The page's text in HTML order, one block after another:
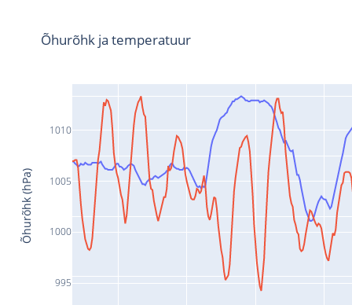
995
1000
1005
1010
Õhurõhk ja temperatuur
Õhurõhk (hPa)